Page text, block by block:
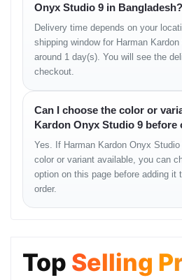
এই স্পিকারটি মূলত ইনডোর ব্যবহারের জন্য
ব্লুটুথ সংযোগ ব্যবহার করে অডিও প্লেব্যাক
সাপোর্ট থাকতে হবে।
Availability in Bangladesh
পণ্যটি বাংলাদেশে Unboxing Tech-এর ফিজিক্যাল
What Comes in the Box
Harman Kardon Onyx Studio 9 speaker
Power cable
Quick Start Guide
Safety Sheet
Warranty Card
A: হ্যাঁ, এটি Bluetooth 5.3 সাপোর্টসহ একটি
Q: এই স্পিকার কি ব্যাটারিতে চলে?
Onyx Studio 9 in Bangladesh?
Delivery time depends on your
shipping window for Harman
around 1 day(s). You will see the
checkout.
Can I choose the color or
Kardon Onyx Studio 9 before
Yes. If Harman Kardon Onyx
color or variant available, you can
option on this page before adding it
order.
Top Selling